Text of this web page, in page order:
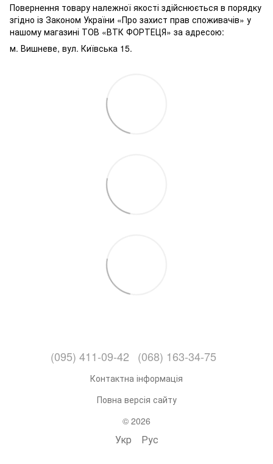
Повернення товару належної якості здійснюється в порядку
згідно із Законом України «Про захист прав споживачів» у
нашому магазині ТОВ «ВТК ФОРТЕЦЯ» за адресою:
м. Вишневе, вул. Київська 15.
(095) 411-09-42 (068) 163-34-75
Контактна інформація
Повна версія сайту
© 2026
Укр Рус